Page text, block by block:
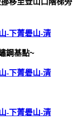
鋼基點~